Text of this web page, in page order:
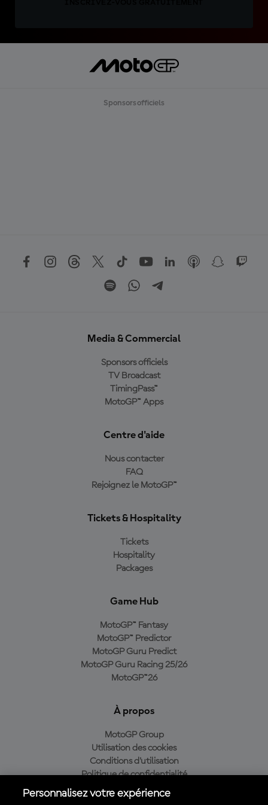
Sponsors officiels
Media & Commercial
Sponsors officiels
TV Broadcast
TimingPass™
MotoGP™ Apps
Centre d'aide
Nous contacter
FAQ
Rejoignez le MotoGP™
Tickets & Hospitality
Tickets
Hospitality
Packages
Game Hub
MotoGP™ Fantasy
MotoGP™ Predictor
MotoGP Guru Predict
MotoGP Guru Racing 25/26
MotoGP™26
À propos
MotoGP Group
Utilisation des cookies
Conditions d'utilisation
Politique de confidentialité
Politique d’achat
Personnalisez votre expérience